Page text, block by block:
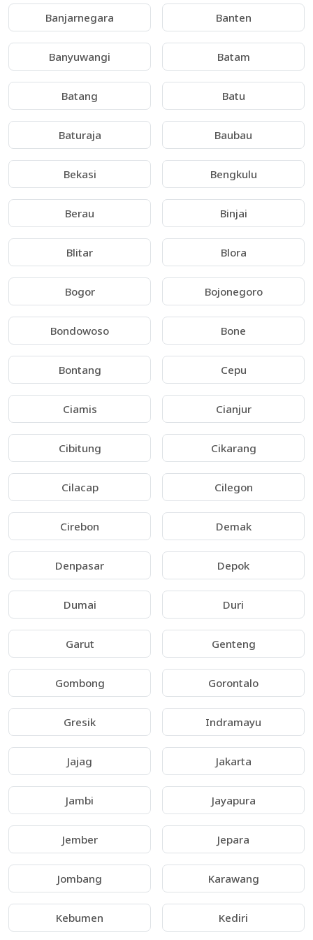
Banjarnegara Banten
Banyuwangi Batam
Batang Batu
Baturaja Baubau
Bekasi Bengkulu
Berau Binjai
Blitar Blora
Bogor Bojonegoro
Bondowoso Bone
Bontang Cepu
Ciamis Cianjur
Cibitung Cikarang
Cilacap Cilegon
Cirebon Demak
Denpasar Depok
Dumai Duri
Garut Genteng
Gombong Gorontalo
Gresik Indramayu
Jajag Jakarta
Jambi Jayapura
Jember Jepara
Jombang Karawang
Kebumen Kediri